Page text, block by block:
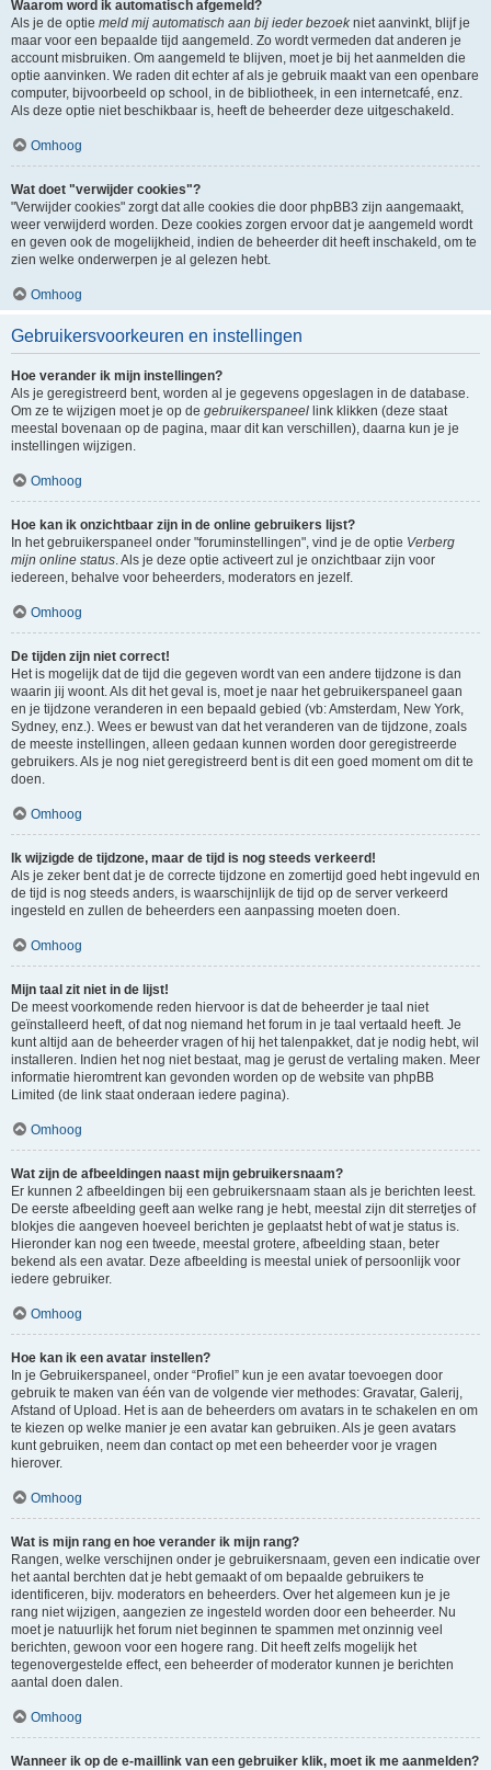
Waarom word ik automatisch afgemeld?
Als je de optie meld mij automatisch aan bij ieder bezoekniet aanvinkt, blijf je
maar voor een bepaalde tijd aangemeld. Zo wordt vermeden dat anderen je
account misbruiken. Om aangemeld te blijven, moet je bij het aanmelden die
optie aanvinken. We raden dit echter af als je gebruik maakt van een openbare
computer, bijvoorbeeld op school, in de bibliotheek, in een internetcafé, enz.
Als deze optie niet beschikbaar is, heeft de beheerder deze uitgeschakeld.
Omhoog
Wat doet "verwijder cookies"?
"Verwijder cookies" zorgt dat alle cookies die door phpBB3 zijn aangemaakt,
weer verwijderd worden. Deze cookies zorgen ervoor dat je aangemeld wordt
en geven ook de mogelijkheid, indien de beheerder dit heeft inschakeld, om te
zien welke onderwerpen je al gelezen hebt.
Omhoog
Gebruikersvoorkeuren en instellingen
Hoe verander ik mijn instellingen?
Als je geregistreerd bent, worden al je gegevens opgeslagen in de database.
Om ze te wijzigen moet je op de gebruikerspaneel link klikken (deze staat
meestal bovenaan op de pagina, maar dit kan verschillen), daarna kun je je
instellingen wijzigen.
Omhoog
Hoe kan ik onzichtbaar zijn in de online gebruikers lijst?
In het gebruikerspaneel onder "foruminstellingen", vind je de optie Verberg
mijn online status. Als je deze optie activeert zul je onzichtbaar zijn voor
iedereen, behalve voor beheerders, moderators en jezelf.
Omhoog
De tijden zijn niet correct!
Het is mogelijk dat de tijd die gegeven wordt van een andere tijdzone is dan
waarin jij woont. Als dit het geval is, moet je naar het gebruikerspaneel gaan
en je tijdzone veranderen in een bepaald gebied (vb: Amsterdam, New York,
Sydney, enz.). Wees er bewust van dat het veranderen van de tijdzone, zoals
de meeste instellingen, alleen gedaan kunnen worden door geregistreerde
gebruikers. Als je nog niet geregistreerd bent is dit een goed moment om dit te
doen.
Omhoog
Ik wijzigde de tijdzone, maar de tijd is nog steeds verkeerd!
Als je zeker bent dat je de correcte tijdzone en zomertijd goed hebt ingevuld en
de tijd is nog steeds anders, is waarschijnlijk de tijd op de server verkeerd
ingesteld en zullen de beheerders een aanpassing moeten doen.
Omhoog
Mijn taal zit niet in de lijst!
De meest voorkomende reden hiervoor is dat de beheerder je taal niet
geïnstalleerd heeft, of dat nog niemand het forum in je taal vertaald heeft. Je
kunt altijd aan de beheerder vragen of hij het talenpakket, dat je nodig hebt, wil
installeren. Indien het nog niet bestaat, mag je gerust de vertaling maken. Meer
informatie hieromtrent kan gevonden worden op de website van phpBB
Limited (de link staat onderaan iedere pagina).
Omhoog
Wat zijn de afbeeldingen naast mijn gebruikersnaam?
Er kunnen 2 afbeeldingen bij een gebruikersnaam staan als je berichten leest.
De eerste afbeelding geeft aan welke rang je hebt, meestal zijn dit sterretjes of
blokjes die aangeven hoeveel berichten je geplaatst hebt of wat je status is.
Hieronder kan nog een tweede, meestal grotere, afbeelding staan, beter
bekend als een avatar. Deze afbeelding is meestal uniek of persoonlijk voor
iedere gebruiker.
Omhoog
Hoe kan ik een avatar instellen?
In je Gebruikerspaneel, onder “Profiel” kun je een avatar toevoegen door
gebruik te maken van één van de volgende vier methodes: Gravatar, Galerij,
Afstand of Upload. Het is aan de beheerders om avatars in te schakelen en om
te kiezen op welke manier je een avatar kan gebruiken. Als je geen avatars
kunt gebruiken, neem dan contact op met een beheerder voor je vragen
hierover.
Omhoog
Wat is mijn rang en hoe verander ik mijn rang?
Rangen, welke verschijnen onder je gebruikersnaam, geven een indicatie over
het aantal berchten dat je hebt gemaakt of om bepaalde gebruikers te
identificeren, bijv. moderators en beheerders. Over het algemeen kun je je
rang niet wijzigen, aangezien ze ingesteld worden door een beheerder. Nu
moet je natuurlijk het forum niet beginnen te spammen met onzinnig veel
berichten, gewoon voor een hogere rang. Dit heeft zelfs mogelijk het
tegenovergestelde effect, een beheerder of moderator kunnen je berichten
aantal doen dalen.
Omhoog
Wanneer ik op de e-maillink van een gebruiker klik, moet ik me aanmelden?